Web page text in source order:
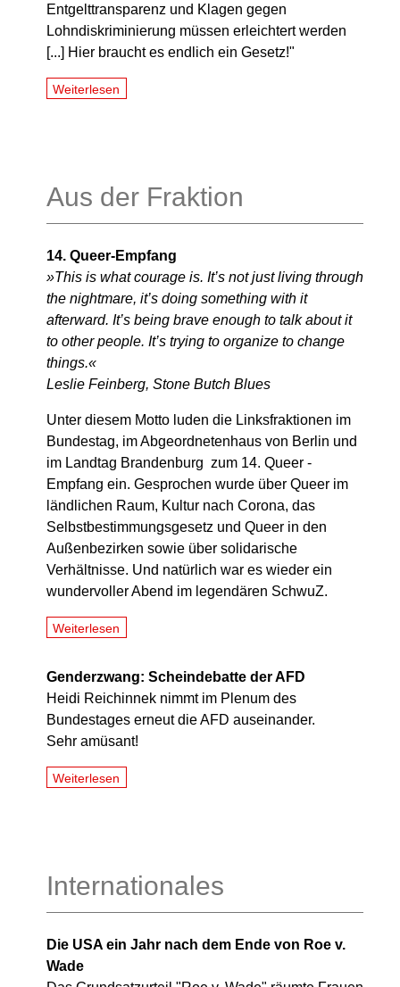
Entgelttransparenz und Klagen gegen
Lohndiskriminierung müssen erleichtert werden
[...] Hier braucht es endlich ein Gesetz!"
Weiterlesen
Aus der Fraktion
14. Queer-Empfang
»This is what courage is. It’s not just living through
the nightmare, it’s doing something with it
afterward. It’s being brave enough to talk about it
to other people. It’s trying to organize to change
things.«
Leslie Feinberg, Stone Butch Blues
Unter diesem Motto luden die Linksfraktionen im
Bundestag, im Abgeordnetenhaus von Berlin und
im Landtag Brandenburg zum 14. Queer -
Empfang ein. Gesprochen wurde über Queer im
ländlichen Raum, Kultur nach Corona, das
Selbstbestimmungsgesetz und Queer in den
Außenbezirken sowie über solidarische
Verhältnisse. Und natürlich war es wieder ein
wundervoller Abend im legendären SchwuZ.
Weiterlesen
Genderzwang: Scheindebatte der AFD
Heidi Reichinnek nimmt im Plenum des
Bundestages erneut die AFD auseinander.
Sehr amüsant!
Weiterlesen
Internationales
Die USA ein Jahr nach dem Ende von Roe v.
Wade